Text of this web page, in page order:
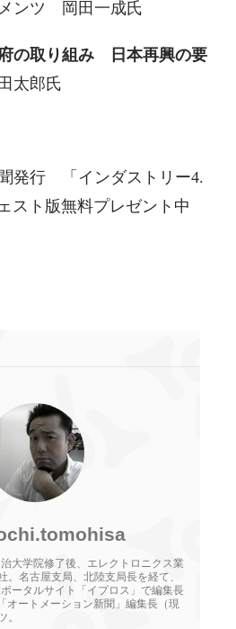
ンツ 岡田一成氏
の取り組み 日本再興の要
太郎氏
発行 「インダストリー4.
スト版無料プレゼント中
大学院修了後、エレクトロニクス業
。名古屋支局、北陸支局長を経て、
ータルサイト「イプロス」で編集長
オートメーション新聞」編集長（現
。